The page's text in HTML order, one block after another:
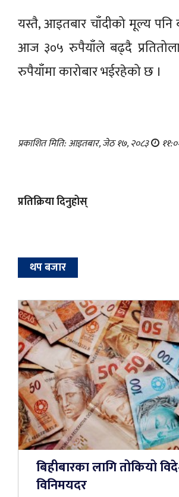
यस्तै, आइतबार चाँदीको मूल्य पनि
आज ३०५ रुपैयाँले बढ्दै
रुपैयाँमा कारोबार भईरहेको छ ।
प्रकाशित मिति: आइतबार, जेठ १७, २०८३
प्रतिक्रिया दिनुहोस्
थप बजार
बिहीबारका लागि तोकियो
विनिमयदर